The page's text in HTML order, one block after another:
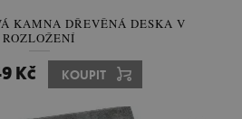
KAMNA DŘEVĚNÁ DESKA V
ROZLOŽENÍ
Kč KOUPIT